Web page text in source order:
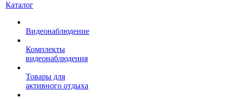
Каталог
Видеонаблюдение
Комплекты
видеонаблюдения
Товары для
активного отдыха